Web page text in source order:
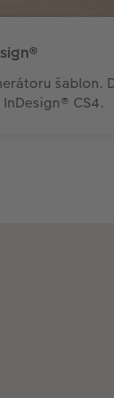
šablon.
InDesign® CS4.